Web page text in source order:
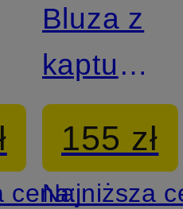
cena:
Bluza z
kapturem
CLUB
155 zł
Najniższa